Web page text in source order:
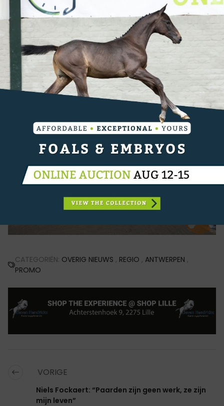
gelijkvloers en verdieping vloerverwarming. De
opritten en aanleg aan de buitenzijde dient nog te
gebeuren.
Alle info
CATEGORIËN: OVERIG NIEUWS , REGIO , ANTWERPEN ,
PROMO
VORIGE
Niels Fockaert: “Paarden zijn geen werk, ze zijn
mijn leven”